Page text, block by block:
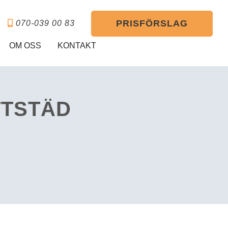
070-039 00 83 PRISFÖRSLAG
OM OSS KONTAKT